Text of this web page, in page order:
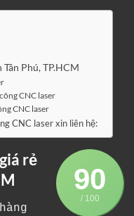
Phú, TP.HCM
CNC laser
CNC laser
CNC laser xin liên hệ:
90
/ 100
giá rẻ